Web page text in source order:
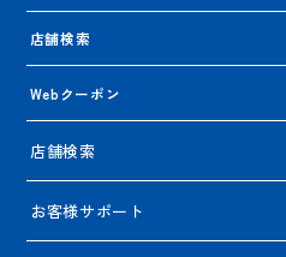
店舗検索
Webクーポン
店舗検索
お客様サポート